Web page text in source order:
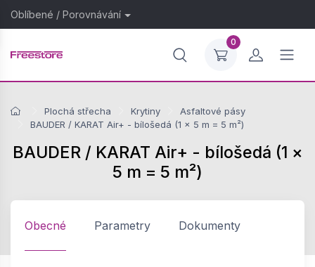
Oblíbené / Porovnávání
0
Plochá střecha Krytiny
Asfaltové pásy
BAUDER / KARAT Air+ - bílošedá (1 × 5 m = 5 m²)
BAUDER / KARAT Air+ - bílošedá (1 ×
5 m = 5 m²)
Obecné Parametry Dokumenty